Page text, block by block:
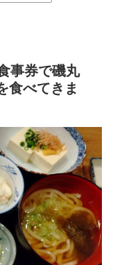
事券で磯丸
食べてきま